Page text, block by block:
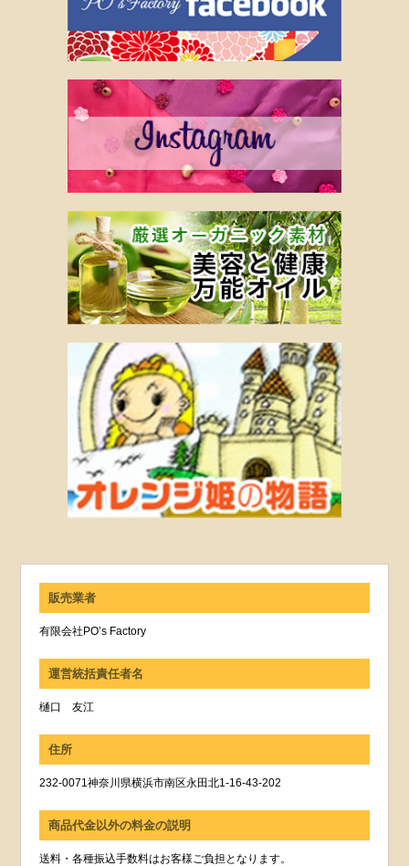
販売業者
有限会社PO’s Factory
運営統括責任者名
樋口 友江
住所
232-0071神奈川県横浜市南区永田北1-16-43-202
商品代金以外の料金の説明
送料・各種振込手数料はお客様ご負担となります。